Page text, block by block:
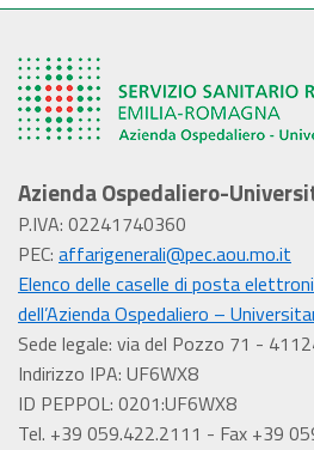
Azienda Ospedaliero-
P.IVA: 02241740360
PEC: affarigenerali@pec.aou.mo.it
Elenco delle caselle di posta
dell’Azienda Ospedaliero –
Sede legale: via del Pozzo 71 -
Indirizzo IPA: UF6WX8
ID PEPPOL: 0201:UF6WX8
Tel. +39 059.422.2111 - Fax +39